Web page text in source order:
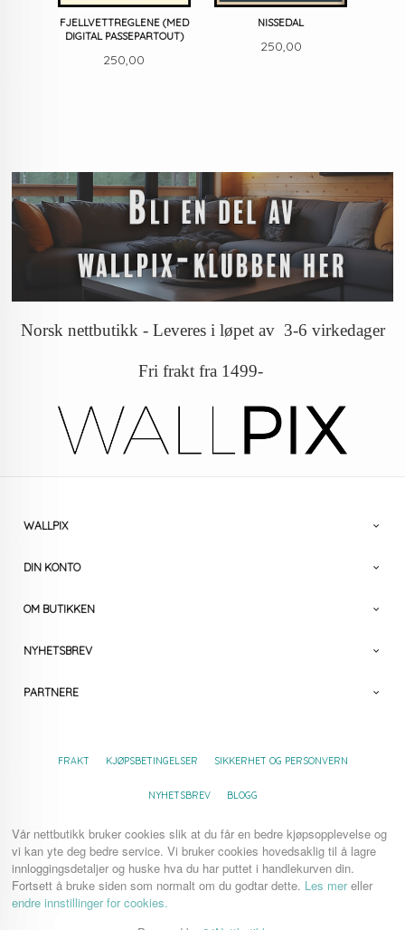
FJELLVETTREGLENE (MED
DIGITAL PASSEPARTOUT)
Pris
250,00
NISSEDAL
Pris
250,00
Norsk nettbutikk - Leveres i løpet av 3-6 virkedager
Fri frakt fra 1499-
WALLPIX
DIN KONTO
OM BUTIKKEN
NYHETSBREV
PARTNERE
FRAKT KJØPSBETINGELSER SIKKERHET OG PERSONVERN
NYHETSBREV BLOGG
Vår nettbutikk bruker cookies slik at du får en bedre kjøpsopplevelse og
vi kan yte deg bedre service. Vi bruker cookies hovedsaklig til å lagre
innloggingsdetaljer og huske hva du har puttet i handlekurven din.
Fortsett å bruke siden som normalt om du godtar dette. Les mereller
endre innstillinger for cookies.